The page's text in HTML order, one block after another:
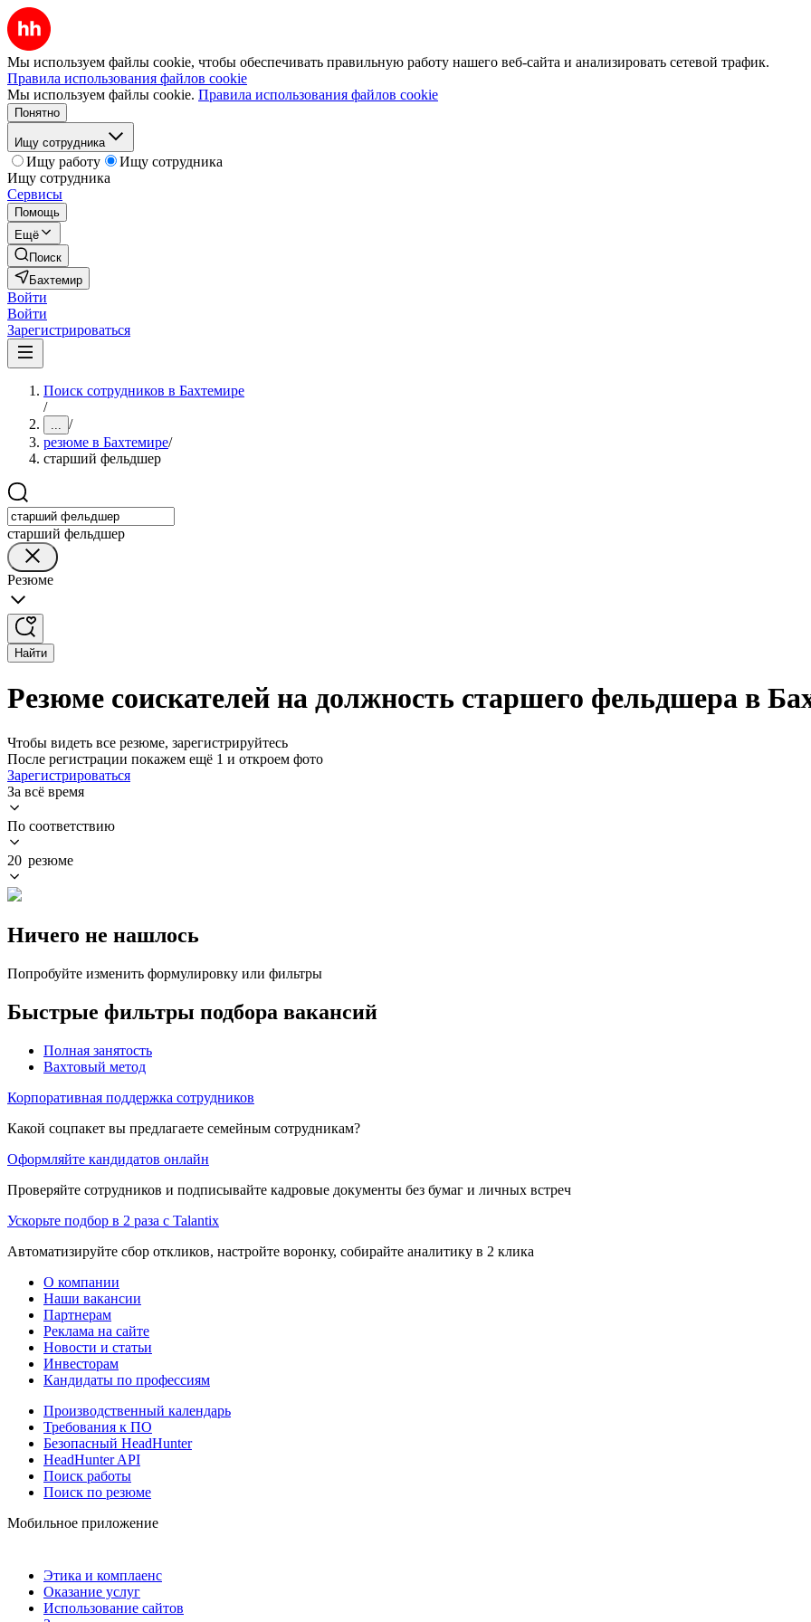
Мы используем файлы cookie, чтобы обеспечивать правильную работу нашего веб-сайта и анализировать сетевой трафик.
Правила использования файлов cookie
Мы используем файлы cookie. Правила использования файлов cookie
Понятно
Ищу сотрудника
Ищу работу
Ищу сотрудника
Ищу сотрудника
Сервисы
Помощь
Ещё
Поиск
Бахтемир
Войти
Войти
Зарегистрироваться
Поиск сотрудников в Бахтемире
/
... /
резюме в Бахтемире/
старший фельдшер
старший фельдшер
Резюме
Найти
Резюме соискателей на должность старшего фельдшера в
Чтобы видеть все резюме, зарегистрируйтесь
После регистрации покажем ещё 1 и откроем фото
Зарегистрироваться
За всё время
По соответствию
20 резюме
Ничего не нашлось
Попробуйте изменить формулировку или фильтры
Быстрые фильтры подбора вакансий
Полная занятость
Вахтовый метод
Корпоративная поддержка сотрудников
Какой соцпакет вы предлагаете семейным сотрудникам?
Оформляйте кандидатов онлайн
Проверяйте сотрудников и подписывайте кадровые документы без бумаг и личных встреч
Ускорьте подбор в 2 раза с Talantix
Автоматизируйте сбор откликов, настройте воронку, собирайте аналитику в 2 клика
О компании
Наши вакансии
Партнерам
Реклама на сайте
Новости и статьи
Инвесторам
Кандидаты по профессиям
Производственный календарь
Требования к ПО
Безопасный HeadHunter
HeadHunter API
Поиск работы
Поиск по резюме
Мобильное приложение
Этика и комплаенс
Оказание услуг
Использование сайтов